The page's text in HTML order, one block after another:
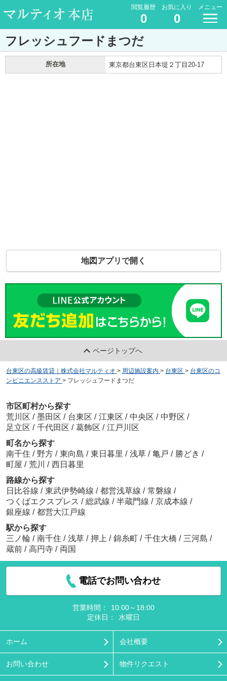
閲覧履歴
0
お気に入り
0
メニュー
フレッシュフードまつだ
所在地 東京都台東区日本堤２丁目20-17
地図アプリで開く
ページトップへ
台東区の高級賃貸｜株式会社マルティオ > 周辺施設案内 > 台東区 > 台東区のコ
ンビニエンスストア > フレッシュフードまつだ
市区町村から探す
荒川区 / 墨田区 / 台東区 / 江東区 / 中央区 / 中野区 /
足立区 / 千代田区 / 葛飾区 / 江戸川区
町名から探す
南千住 / 野方 / 東向島 / 東日暮里 / 浅草 / 亀戸 / 勝どき /
町屋 / 荒川 / 西日暮里
路線から探す
日比谷線 / 東武伊勢崎線 / 都営浅草線 / 常磐線 /
つくばエクスプレス / 総武線 / 半蔵門線 / 京成本線 /
銀座線 / 都営大江戸線
駅から探す
三ノ輪 / 南千住 / 浅草 / 押上 / 錦糸町 / 千住大橋 / 三河島 /
蔵前 / 高円寺 / 両国
電話でお問い合わせ
営業時間：
10:00～18:00
定休日：
水曜日
ホーム 会社概要
お問い合わせ 物件リクエスト